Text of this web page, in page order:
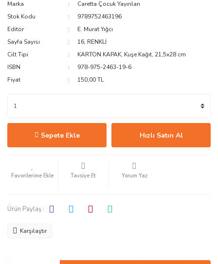
Marka
Caretta Çocuk Yayınları
Stok Kodu
9789752463196
Editör
E. Murat Yığcı
Sayfa Sayısı
16, RENKLİ
Cilt Tipi
KARTON KAPAK, Kuşe Kağıt, 21,5x28 cm
ISBN
978-975-2463-19-6
Fiyat
150,00 TL
Sepete Ekle Hızlı Satın Al
Tavsiye Et Yorum Yaz
Ürün Paylaş :
Karşılaştır